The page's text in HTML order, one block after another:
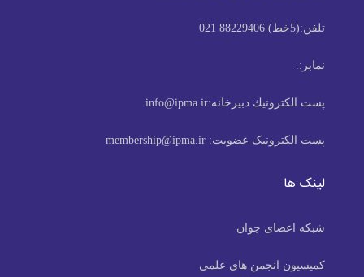
تلفن:(5خط) 88229406 021
نمابر:.
پست الكترونيك دبیرخانه:info@ipma.ir
پست الکترونیک عضویت:membership@ipma.ir
لینک ها
شبکه اعضای جوان
كميسيون انجمن هاي علمي